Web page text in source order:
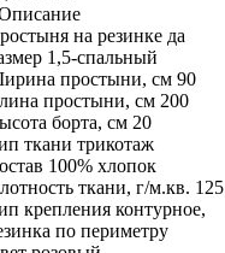
на резинке да
1,5-спальный
простыни, см 90
простыни, см 200
борта, см 20
ткани трикотаж
100% хлопок
ткани, г/м.кв. 125
крепления контурное,
по периметру